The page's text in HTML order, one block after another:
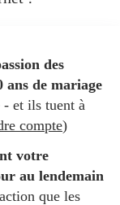
des
de mariage
et ils tuent à
compte)
votre
au lendemain
que les